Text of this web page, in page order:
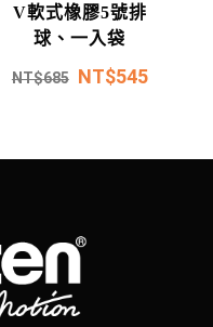
V軟式橡膠5號排
球、一入袋
NT$685 NT$545